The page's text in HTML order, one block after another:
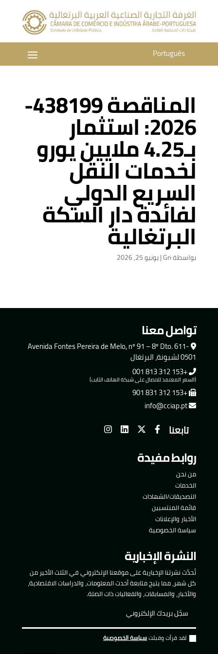
Português
المناقصة 438199-
2026: استثمار
بـ4.25 ملايين يورو
لخدمات النقل
السريع الدولي
لفائدة دار السكة
البرتغالية
بواسطةGri
|يونيو 25, 2026
تواصل معنا
Avenida Fontes Pereira de Melo, nº 91 – 8º Dto. 611-
0501 لشبونة، البرتغال
+153 312 813 001
(السعر المعتمد للاتصال على شبكة الهاتف الثابت)
+153 312 831 901
info@cciap.pt
تابعنا
روابط مفيدة
من نحن
الخدمات
التصديقات/الشهادات
قائمة المنتسبين
الأخبار والإعلانات
سياسة الخصوصية
النشرة الإخبارية
تُحدَّث نشرتنا الإخبارية على موقعنا الإلكتروني في الثلث الأخير من
كل شهر، مما يتيح متابعة أحدث المعلومات، والدراسات الاقتصادية،
والأخبار، والمسابقات، والفعاليات ذات الصلة.
لقد قرأت وقبلتسياسة الخصوصية